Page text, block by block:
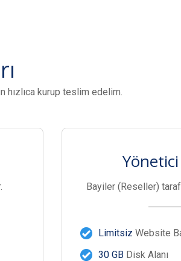
hızlıca kurup teslim edelim.
Yönetici
Bayiler (Reseller)
Limitsiz Website
30 GB Disk Alanı